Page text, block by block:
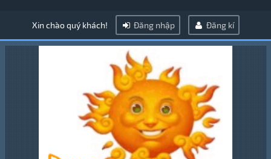
Xin chào quý khách! Đăng nhập Đăng kí